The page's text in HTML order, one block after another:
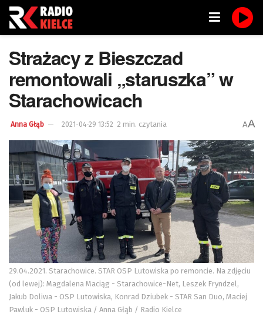
Strażacy z Bieszczad
remontowali „staruszka” w
Starachowicach
Anna Głąb 2021-04-29 13:52 2 min. czytania AA
29.04.2021. Starachowice. STAR OSP Lutowiska po remoncie. Na zdjęciu
(od lewej): Magdalena Maciąg - Starachowice-Net, Leszek Fryndzel,
Jakub Doliwa - OSP Lutowiska, Konrad Dziubek - STAR San Duo, Maciej
Pawluk - OSP Lutowiska / Anna Głąb / Radio Kielce